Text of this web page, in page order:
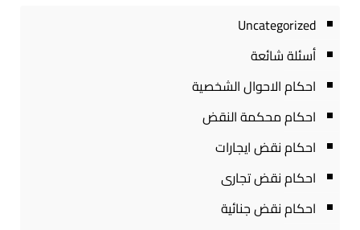
Uncategorized
أسئلة شائعة
احكام الاحوال الشخصية
احكام محكمة النقض
احكام نقض ايجارات
احكام نقض تجارى
احكام نقض جنائية